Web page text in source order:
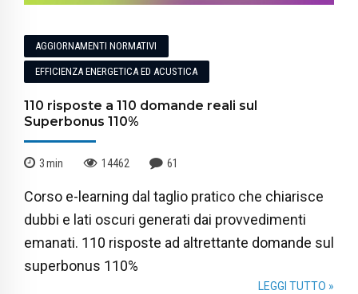
AGGIORNAMENTI NORMATIVI
EFFICIENZA ENERGETICA ED ACUSTICA
110 risposte a 110 domande reali sul
Superbonus 110%
3min 14462 61
Corso e-learning dal taglio pratico che chiarisce
dubbi e lati oscuri generati dai provvedimenti
emanati. 110 risposte ad altrettante domande sul
superbonus 110%
LEGGI TUTTO »